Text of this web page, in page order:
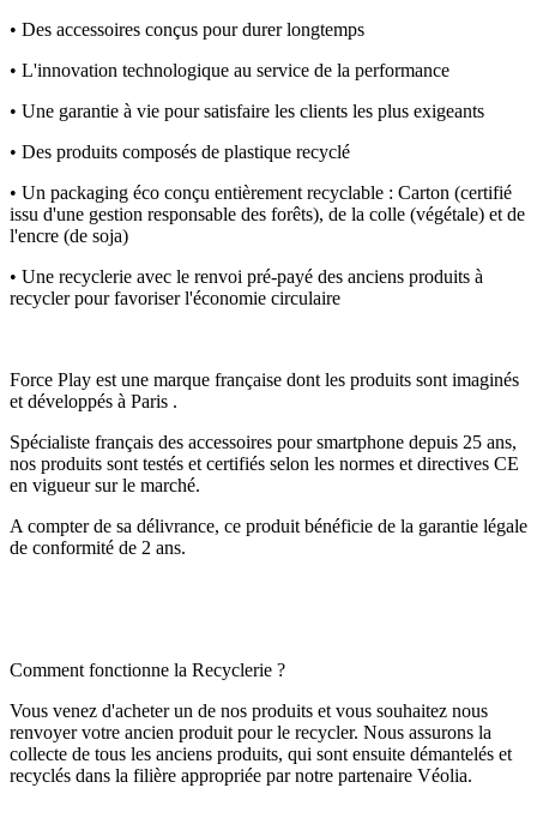
• Des accessoires conçus pour durer longtemps
• L'innovation technologique au service de la performance
• Une garantie à vie pour satisfaire les clients les plus exigeants
• Des produits composés de plastique recyclé
• Un packaging éco conçu entièrement recyclable : Carton (certifié
issu d'une gestion responsable des forêts), de la colle (végétale) et de
l'encre (de soja)
• Une recyclerie avec le renvoi pré-payé des anciens produits à
recycler pour favoriser l'économie circulaire
Force Play est une marque française dont les produits sont imaginés
et développés à Paris .
Spécialiste français des accessoires pour smartphone depuis 25 ans,
nos produits sont testés et certifiés selon les normes et directives CE
en vigueur sur le marché.
A compter de sa délivrance, ce produit bénéficie de la garantie légale
de conformité de 2 ans.
Comment fonctionne la Recyclerie ?
Vous venez d'acheter un de nos produits et vous souhaitez nous
renvoyer votre ancien produit pour le recycler. Nous assurons la
collecte de tous les anciens produits, qui sont ensuite démantelés et
recyclés dans la filière appropriée par notre partenaire Véolia.